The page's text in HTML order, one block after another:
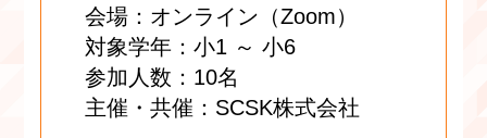
会場：オンライン（Zoom）
対象学年：小1 ～ 小6
参加人数：10名
主催・共催：SCSK株式会社